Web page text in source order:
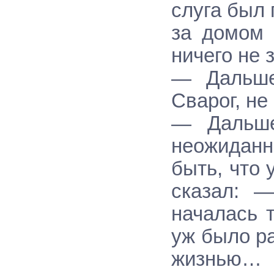
слуга был
за домом
ничего не
—
Сварог,
—
быть, что
сказал:
началась
уж было
жизнью…